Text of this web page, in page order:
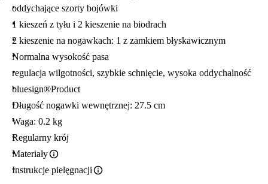
oddychające szorty bojówki
1 kieszeń z tyłu i 2 kieszenie na biodrach
2 kieszenie na nogawkach: 1 z zamkiem błyskawicznym
Normalna wysokość pasa
regulacja wilgotności, szybkie schnięcie, wysoka oddychalność
bluesign®Product
Długość nogawki wewnętrznej: 27.5 cm
Waga: 0.2 kg
Regularny krój
Materiały
Instrukcje pielęgnacji